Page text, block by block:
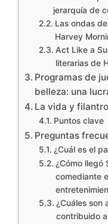
jerarquía de
Las ondas
Harvey
Act Like a
literarias de
Programas de
belleza: una
La vida y
Puntos clave
Preguntas
¿Cuál es el
¿Cómo llegó
comediante
¿Cuáles son
contribuido